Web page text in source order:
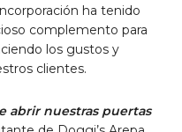
ha tenido
complemento para
los gustos y
clientes.
abrir nuestras puertas